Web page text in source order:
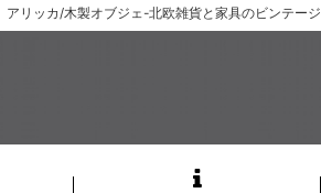
リッカ/木製オブジェ-北欧雑貨と家具のビンテー